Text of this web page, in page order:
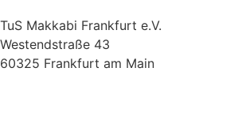
TuS Makkabi Frankfurt e.V.
Westendstraße 43
60325 Frankfurt am Main